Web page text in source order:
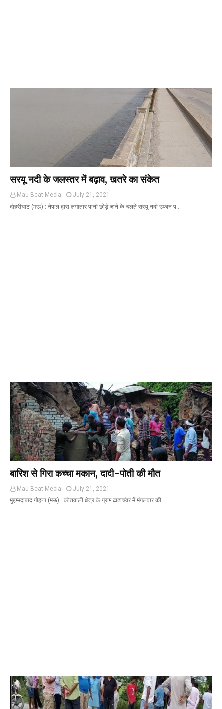
सरयू नदी के जलस्तर में बढ़ाव, खतरे का संकेत
Mau Beat Media
July 21, 2021
दोहरीघाट (मऊ) : नेपाल द्वारा लगातार पानी छोड़े जाने के चलते सरयू नदी उफान प…
बारिश से गिरा कच्चा मकान, दादी-पोती की मौत
Mau Beat Media
July 21, 2021
मुहम्मदाबाद गोहना (मऊ) : कोतवाली क्षेत्र के ग्राम ढाढाचंवर में मंगलवार की …